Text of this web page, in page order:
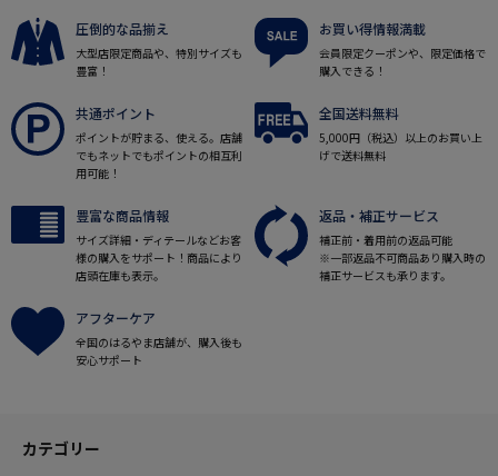
圧倒的な品揃え
大型店限定商品や、特別サイズも
豊富！
お買い得情報満載
会員限定クーポンや、限定価格で
購入できる！
共通ポイント
ポイントが貯まる、使える。店舗
でもネットでもポイントの相互利
用可能！
全国送料無料
5,000円（税込）以上のお買い上
げで送料無料
豊富な商品情報
サイズ詳細・ディテールなどお客
様の購入をサポート！商品により
店頭在庫も表示。
返品・補正サービス
補正前・着用前の返品可能
※一部返品不可商品あり購入時の
補正サービスも承ります。
アフターケア
全国のはるやま店舗が、購入後も
安心サポート
カテゴリー